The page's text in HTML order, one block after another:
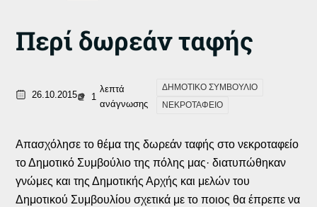
Περί δωρεάν ταφής
26.10.2015 1
λεπτά
ανάγνωσης
ΔΗΜΟΤΙΚΟ ΣΥΜΒΟΥΛΙΟ
ΝΕΚΡΟΤΑΦΕΙΟ
Απασχόλησε το θέμα της δωρεάν ταφής στο νεκροταφείο
το Δημοτικό Συμβούλιο της πόλης μας· διατυπώθηκαν
γνώμες και της Δημοτικής Αρχής και μελών του
Δημοτικού Συμβουλίου σχετικά με το ποιος θα έπρεπε να